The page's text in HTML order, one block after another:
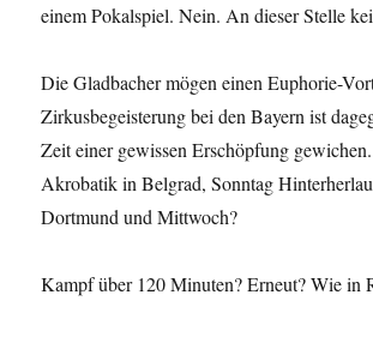
einem Pokalspiel. Nein. An dieser Stelle
Die Gladbacher mögen einen Euphorie-
Zirkusbegeisterung bei den Bayern ist
Zeit einer gewissen Erschöpfung
Akrobatik in Belgrad, Sonntag
Dortmund und Mittwoch?
Kampf über 120 Minuten? Erneut? Wie in